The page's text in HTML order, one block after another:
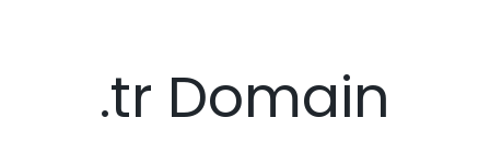
.tr Domain